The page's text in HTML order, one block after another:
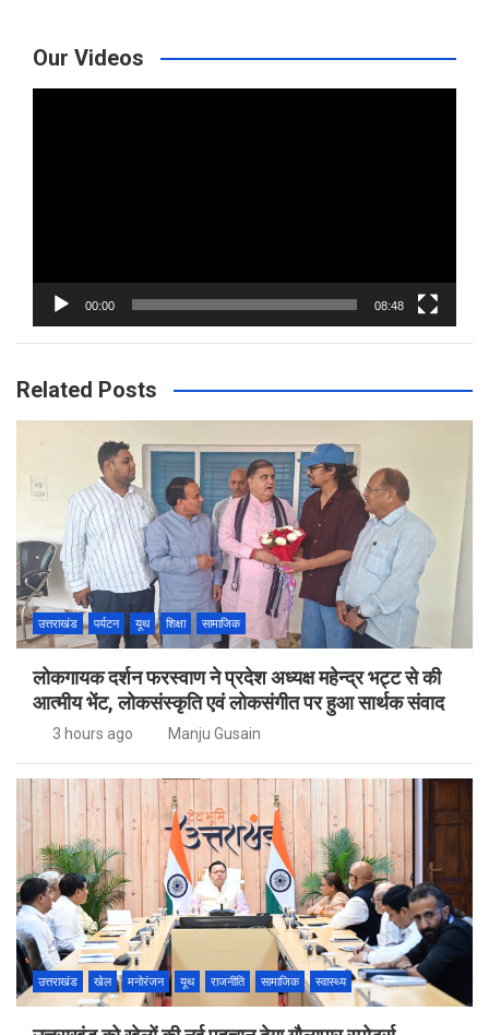
Our Videos
00:00 08:48
Related Posts
उत्तराखंड पर्यटन यूथ शिक्षा सामाजिक
लोकगायक दर्शन फरस्वाण ने प्रदेश अध्यक्ष महेन्द्र भट्ट से की
आत्मीय भेंट, लोकसंस्कृति एवं लोकसंगीत पर हुआ सार्थक संवाद
3 hours ago Manju Gusain
उत्तराखंड खेल मनोरंजन यूथ राजनीति सामाजिक स्वास्थ्य